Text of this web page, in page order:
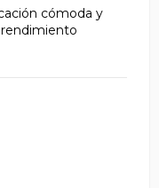
cómoda y
rendimiento